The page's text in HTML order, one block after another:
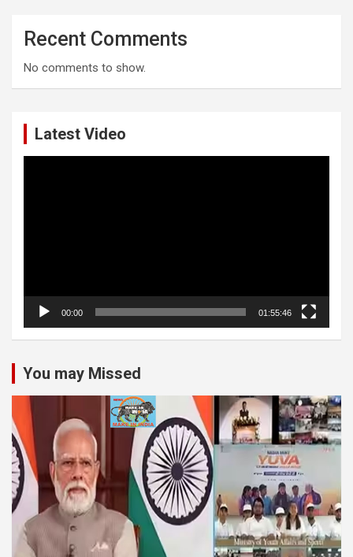
Recent Comments
No comments to show.
Latest Video
00:00 01:55:46
You may Missed